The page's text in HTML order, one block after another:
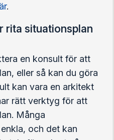
.
rita situationsplan
en konsult för att
eller så kan du göra
kan vara en arkitekt
rätt verktyg för att
Många
och det kan